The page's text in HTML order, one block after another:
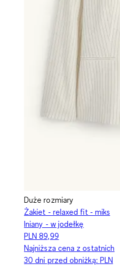
Duże rozmiary
Żakiet - relaxed fit - miks
lniany - w jodełkę
PLN 89,99
Najniższa cena z ostatnich
30 dni przed obniżką: PLN